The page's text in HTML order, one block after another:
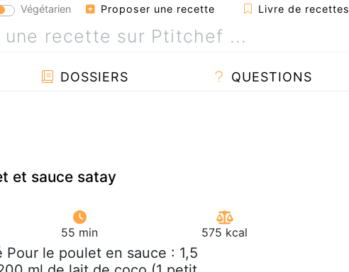
Végétarien Proposer une recette Livre de recettes
DOSSIERS QUESTIONS
et sauce satay
55 min 575 kcal
le poulet en sauce : 1,5